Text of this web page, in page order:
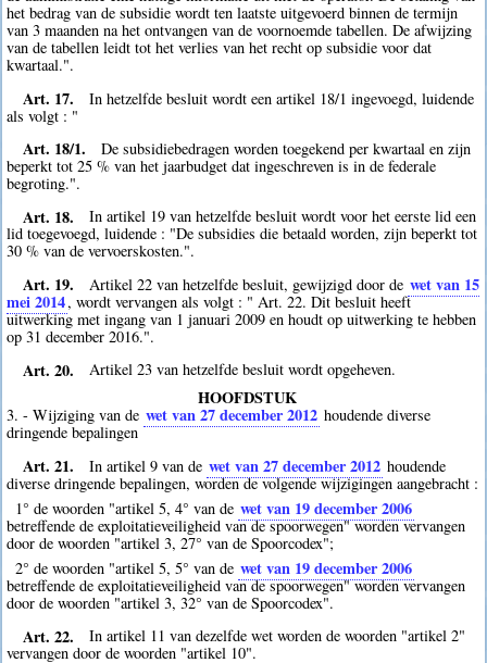
het bedrag van de subsidie wordt ten laatste uitgevoerd binnen de termijn
van 3 maanden na het ontvangen van de voornoemde tabellen. De afwijzing
van de tabellen leidt tot het verlies van het recht op subsidie voor dat
kwartaal.".
Art. 17.
In hetzelfde besluit wordt een artikel 18/1 ingevoegd, luidende
als volgt : "
Art. 18/1.
De subsidiebedragen worden toegekend per kwartaal en zijn
beperkt tot 25 % van het jaarbudget dat ingeschreven is in de federale
begroting.".
Art. 18.
In artikel 19 van hetzelfde besluit wordt voor het eerste lid een
lid toegevoegd, luidende : "De subsidies die betaald worden, zijn beperkt tot
30 % van de vervoerskosten.".
Art. 19. Artikel 22 van hetzelfde besluit, gewijzigd door de wet van 15
mei 2014, wordt vervangen als volgt : " Art. 22. Dit besluit heeft
uitwerking met ingang van 1 januari 2009 en houdt op uitwerking te hebben
op 31 december 2016.".
Art. 20. Artikel 23 van hetzelfde besluit wordt opgeheven.
HOOFDSTUK
3. - Wijziging van de wet van 27 december 2012 houdende diverse
dringende bepalingen
Art. 21. In artikel 9 van de wet van 27 december 2012 houdende
diverse dringende bepalingen, worden de volgende wijzigingen aangebracht :
1° de woorden "artikel 5, 4° van de wet van 19 december 2006
betreffende de exploitatieveiligheid van de spoorwegen" worden vervangen
door de woorden "artikel 3, 27° van de Spoorcodex";
2° de woorden "artikel 5, 5° van de wet van 19 december 2006
betreffende de exploitatieveiligheid van de spoorwegen" worden vervangen
door de woorden "artikel 3, 32° van de Spoorcodex".
Art. 22.
In artikel 11 van dezelfde wet worden de woorden "artikel 2"
vervangen door de woorden "artikel 10".